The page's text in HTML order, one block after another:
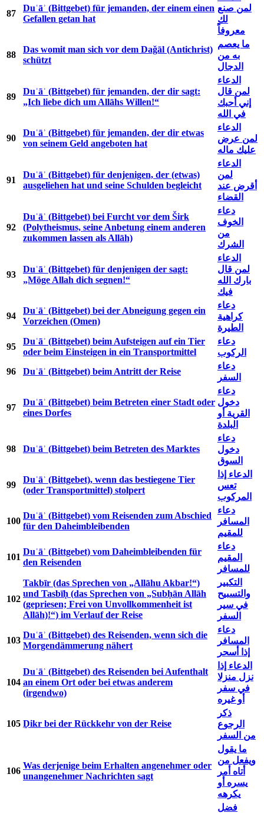
87
Duʿāʾ (Bittgebet) für jemanden, der einem einen
Gefallen getan hat
لمن صنع
لك
معروفاً
88
Das womit man sich vor dem Daǧāl (Antichrist)
schützt
ما يعصم
به من
الدجال
89
Duʿāʾ (Bittgebet) für jemanden, der dir sagt:
„Ich liebe dich um Allāhs Willen!“
الدعاء
لمن قال
إني أحبك
في الله
90
Duʿāʾ (Bittgebet) für jemanden, der dir etwas
von seinem Geld angeboten hat
الدعاء
لمن عرض
عليك ماله
91
Duʿāʾ (Bittgebet) für denjenigen, der (etwas)
ausgeliehen hat und seine Schulden begleicht
الدعاء
لمن
أقرض عند
القضاء
92
Duʿāʾ (Bittgebet) bei Furcht vor dem Širk
(Polytheismus, seine Anbetung einem anderen
zukommen lassen als Allāh)
دعاء
الخوف
من
الشرك
93
Duʿāʾ (Bittgebet) für denjenigen der sagt:
„Möge Allah dich segnen!“
الدعاء
لمن قال
بارك الله
فيك
94
Duʿāʾ (Bittgebet) bei der Abneigung gegen ein
Vorzeichen (Omen)
دعاء
كراهية
الطيرة
95
Duʿāʾ (Bittgebet) beim Aufsteigen auf ein Tier
oder beim Einsteigen in ein Transportmittel
دعاء
الركوب
96
Duʿāʾ (Bittgebet) beim Antritt der Reise
دعاء
السفر
97
Duʿāʾ (Bittgebet) beim Betreten einer Stadt oder
eines Dorfes
دعاء
دخول
القرية أو
البلدة
98 Duʿāʾ (Bittgebet) beim Betreten des Marktes
دعاء
دخول
السوق
99
Duʿāʾ (Bittgebet), wenn das bestiegene Tier
(oder Transportmittel) stolpert
الدعاء إذا
تعس
المركوب
100
Duʿāʾ (Bittgebet) vom Reisenden zum Abschied
für den Daheimbleibenden
دعاء
المسافر
للمقيم
101
Duʿāʾ (Bittgebet) vom Daheimbleibenden für
den Reisenden
دعاء
المقيم
للمسافر
102
Takbīr (das Sprechen von „Allāhu Akbar!“)
und Tasbīḥ (das Sprechen von „Subḥān Allāh
(gepriesen; Frei von Unvollkommenheit ist
Allāh)!“) im Verlauf der Reise
التكبير
والتسبيح
في سير
السفر
103
Duʿāʾ (Bittgebet) des Reisenden, wenn sich die
Morgendämmerung nähert
دعاء
المسافر
إذا أسحر
104
Duʿāʾ (Bittgebet) des Reisenden bei Aufenthalt
an einem Ort oder bei etwas anderem
(irgendwo)
الدعاء إذا
نزل منزلا
في سفر
أو غيره
105 Ḏikr bei der Rückkehr von der Reise
ذكر
الرجوع
من السفر
106
Was derjenige beim Erhalten angenehmer oder
unangenehmer Nachrichten sagt
ما يقول
ويفعل من
أتاه أمر
يسره أو
يكرهه
فضل